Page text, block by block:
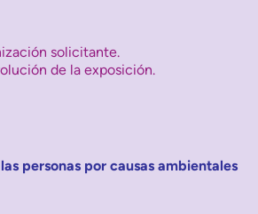
solicitante.
de la exposición.
personas por causas ambientales